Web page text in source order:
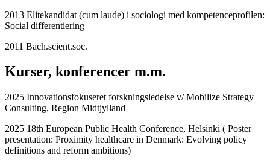
2013 Elitekandidat (cum laude) i sociologi med kompetenceprofilen:
Social differentiering
2011 Bach.scient.soc.
Kurser, konferencer m.m.
2025 Innovationsfokuseret forskningsledelse v/ Mobilize Strategy
Consulting, Region Midtjylland
2025 18th European Public Health Conference, Helsinki ( Poster
presentation: Proximity healthcare in Denmark: Evolving policy
definitions and reform ambitions)